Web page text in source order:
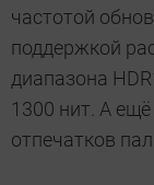
частотой
поддержкой
диапазона
1300 нит. А
отпечатков